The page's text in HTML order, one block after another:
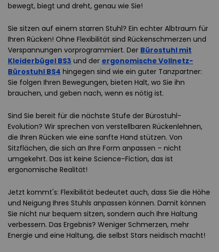
bewegt, biegt und dreht, genau wie Sie!
Sie sitzen auf einem starren Stuhl? Ein echter Albtraum für
Ihren Rücken! Ohne Flexibilität sind Rückenschmerzen und
Verspannungen vorprogrammiert. Der Bürostuhl mit
Kleiderbügel BS3 und der ergonomische Vollnetz-
Bürostuhl BS4 hingegen sind wie ein guter Tanzpartner:
Sie folgen Ihren Bewegungen, bieten Halt, wo Sie ihn
brauchen, und geben nach, wenn es nötig ist.
Sind Sie bereit für die nächste Stufe der Bürostuhl-
Evolution? Wir sprechen von verstellbaren Rückenlehnen,
die Ihren Rücken wie eine sanfte Hand stützen. Von
Sitzflächen, die sich an Ihre Form anpassen – nicht
umgekehrt. Das ist keine Science-Fiction, das ist
ergonomische Realität!
Jetzt kommt's: Flexibilität bedeutet auch, dass Sie die Höhe
und Neigung Ihres Stuhls anpassen können. Damit können
Sie nicht nur bequem sitzen, sondern auch Ihre Haltung
verbessern. Das Ergebnis? Weniger Schmerzen, mehr
Energie und eine Haltung, die selbst Stars neidisch macht!